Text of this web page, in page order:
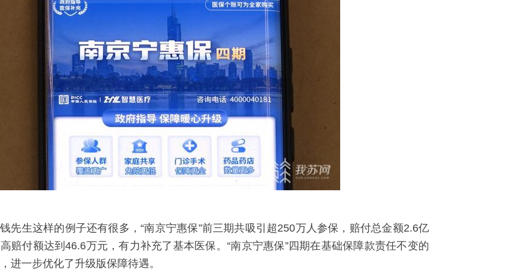
先生这样的例子还有很多，“南京宁惠保”前三期共吸引超250万人参保，赔付总金额2.6亿
赔付额达到46.6万元，有力补充了基本医保。“南京宁惠保”四期在基础保障款责任不变的
进一步优化了升级版保障待遇。